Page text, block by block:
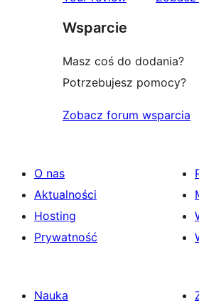
Wsparcie
Masz coś do dodania?
Potrzebujesz pomocy?
Zobacz forum wsparcia
O nas
Aktualności
Hosting
Prywatność
Nauka